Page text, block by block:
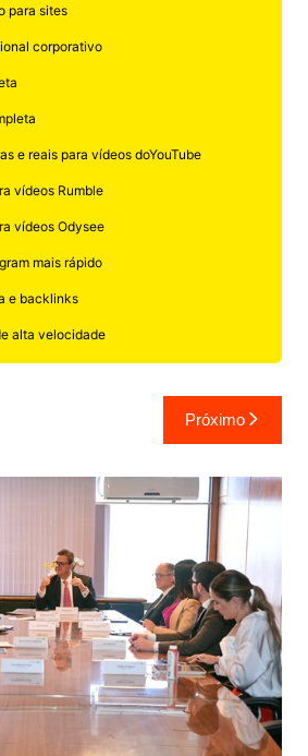
para sites
corporativo
e reais para vídeos doYouTube
vídeos Rumble
vídeos Odysee
mais rápido
e backlinks
alta velocidade
Próximo